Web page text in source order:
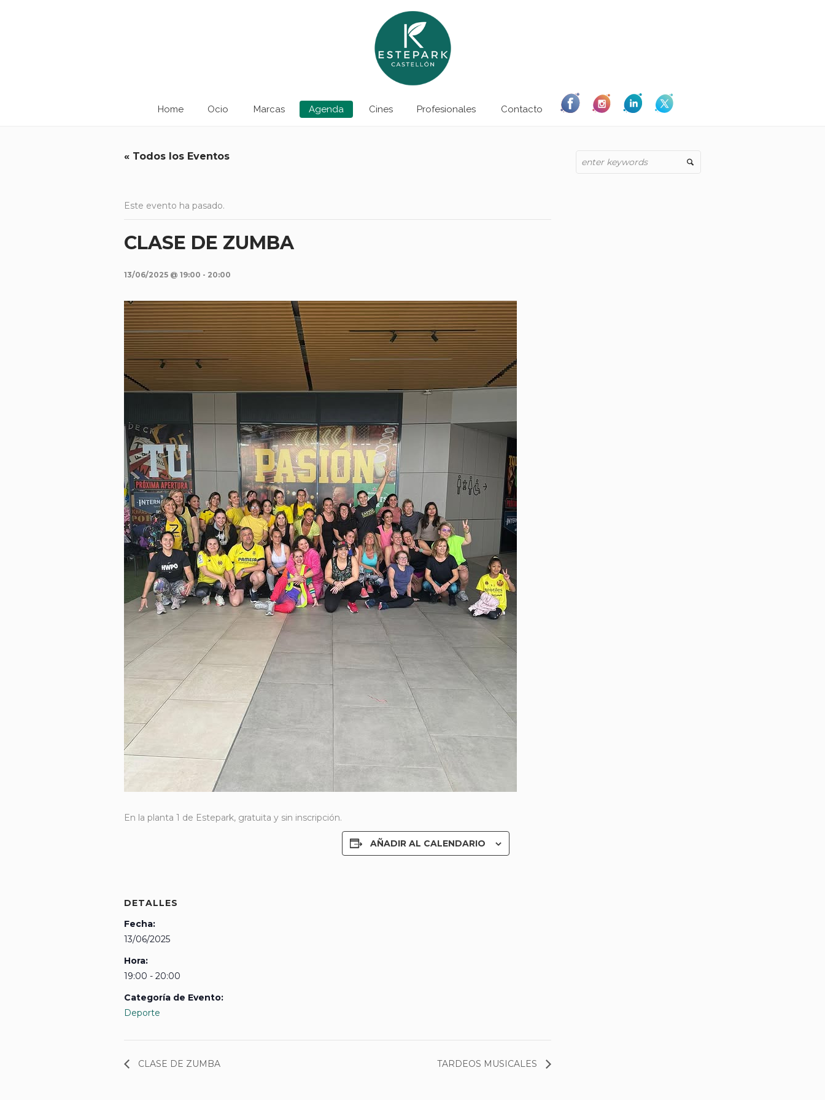
Home Ocio Marcas Agenda Cines Profesionales Contacto
« Todos los Eventos
Este evento ha pasado.
CLASE DE ZUMBA
13/06/2025 @ 19:00 - 20:00
En la planta 1 de Estepark, gratuita y sin inscripción.
AÑADIR AL CALENDARIO
DETALLES
Fecha:
13/06/2025
Hora:
19:00 - 20:00
Categoría de Evento:
Deporte
CLASE DE ZUMBA TARDEOS MUSICALES